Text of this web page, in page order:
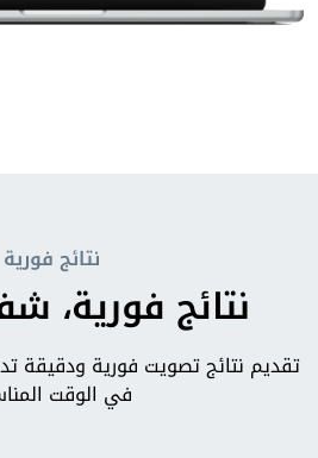
نتائج فورية
نتائج فورية،
تقديم نتائج تصويت فورية ودقيقة
في الوقت